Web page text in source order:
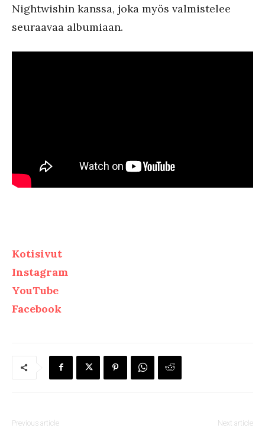
Nightwishin kanssa, joka myös valmistelee
seuraavaa albumiaan.
Kotisivut
Instagram
YouTube
Facebook
Previous article Next article